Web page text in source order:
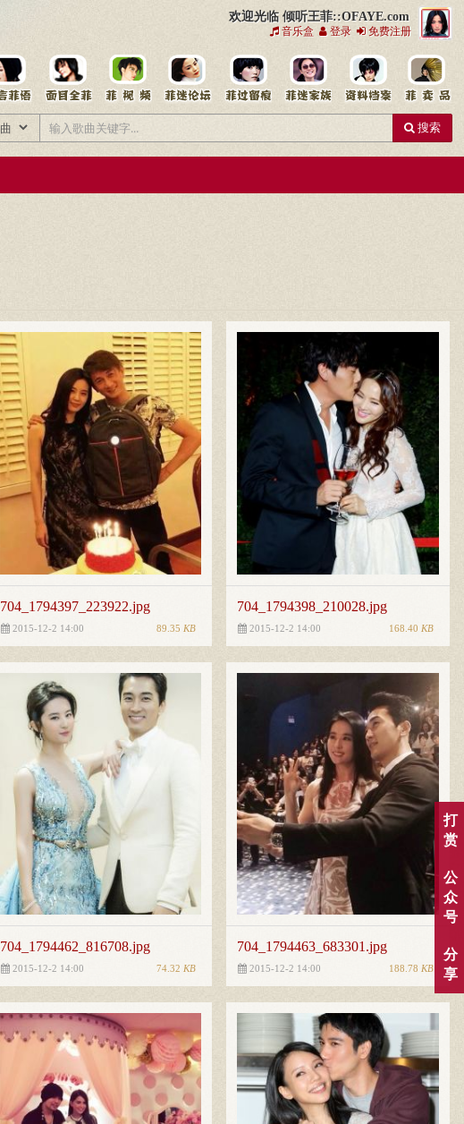
欢迎光临 倾听王菲::OFAYE.com
音乐盒 登录 免费注册
搜索
704_1794397_223922.jpg
2015-12-2 14:00 89.35 KB
704_1794398_210028.jpg
2015-12-2 14:00 168.40 KB
704_1794462_816708.jpg
2015-12-2 14:00 74.32KB
704_1794463_683301.jpg
2015-12-2 14:00 188.78 KB
打
赏
公
众
号
分
享